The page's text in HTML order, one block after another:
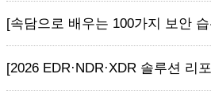
[속담으로 배우는 100가지 보안
[2026 EDR·NDR·XDR 솔루션 리